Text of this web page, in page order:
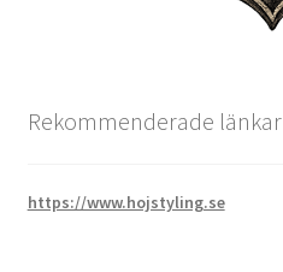
Rekommenderade länkar
https://www.hojstyling.se